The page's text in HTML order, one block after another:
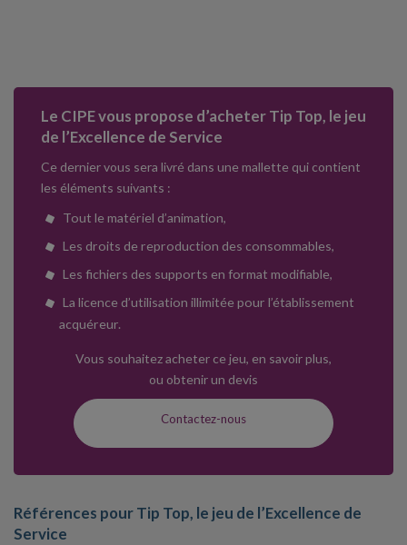
Le CIPE vous propose d’acheter Tip Top, le jeu
de l’Excellence de Service
Ce dernier vous sera livré dans une mallette qui contient
les éléments suivants :
Tout le matériel d’animation,
Les droits de reproduction des consommables,
Les fichiers des supports en format modifiable,
La licence d’utilisation illimitée pour l’établissement
acquéreur.
Vous souhaitez acheter ce jeu, en savoir plus,
ou obtenir un devis
Contactez-nous
Références pour Tip Top, le jeu de l’Excellence de
Service